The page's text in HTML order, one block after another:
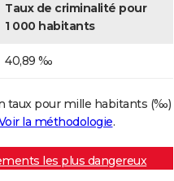
Taux de criminalité pour
1 000 habitants
40,89 ‰
taux pour mille habitants (‰)
la méthodologie.
les plus dangereux